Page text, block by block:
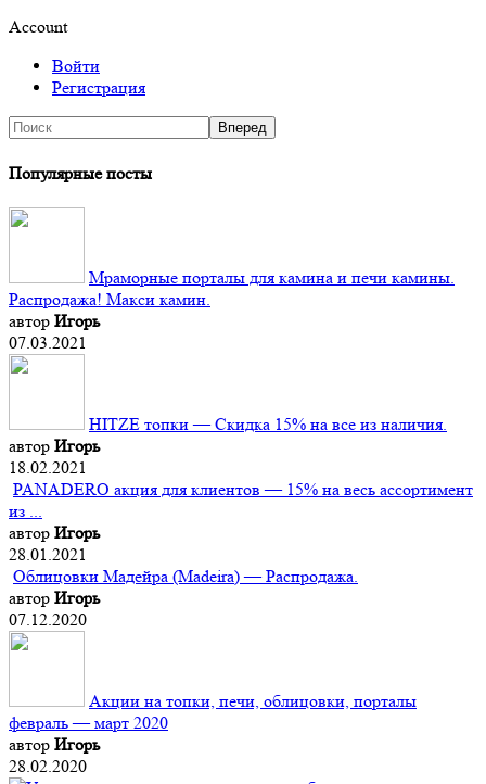
Account
Войти
Регистрация
Популярные посты
Мраморные порталы для камина и печи камины.
Распродажа! Макси камин.
автор Игорь
07.03.2021
HITZE топки — Скидка 15% на все из наличия.
автор Игорь
18.02.2021
PANADERO акция для клиентов — 15% на весь ассортимент
из ...
автор Игорь
28.01.2021
Облицовки Мадейра (Мadeira) — Распродажа.
автор Игорь
07.12.2020
Акции на топки, печи, облицовки, порталы
февраль — март 2020
автор Игорь
28.02.2020